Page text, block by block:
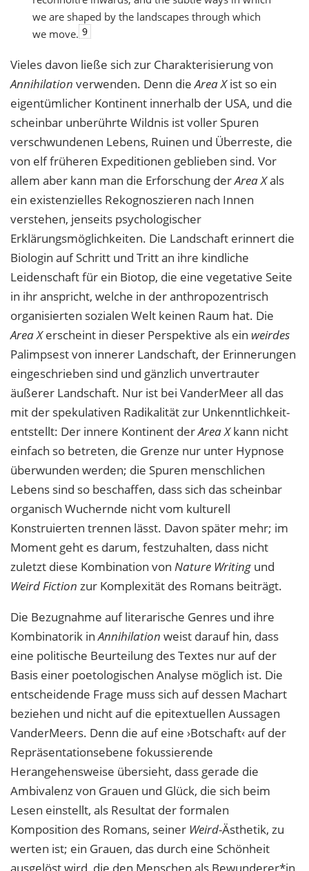
we are shaped by the landscapes through which
we move. 9
Vieles davon ließe sich zur Charakterisierung von
Annihilation verwenden. Denn dieArea Xist so ein
eigentümlicher Kontinent innerhalb der USA, und die
scheinbar unberührte Wildnis ist voller Spuren
verschwundenen Lebens, Ruinen und Überreste, die
von elf früheren Expeditionen geblieben sind. Vor
allem aber kann man die Erforschung derArea Xals
ein existenzielles Rekognoszieren nach Innen
verstehen, jenseits psychologischer
Erklärungsmöglichkeiten. Die Landschaft erinnert die
Biologin auf Schritt und Tritt an ihre kindliche
Leidenschaft für ein Biotop, die eine vegetative Seite
in ihr anspricht, welche in der anthropozentrisch
organisierten sozialen Welt keinen Raum hat. Die
Area Xerscheint in dieser Perspektive als ein weirdes
Palimpsest von innerer Landschaft, der Erinnerungen
eingeschrieben sind und gänzlich unvertrauter
äußerer Landschaft. Nur ist bei VanderMeer all das
mit der spekulativen Radikalität zur Unkenntlichkeit­
entstellt: Der innere Kontinent derArea Xkann nicht
einfach so betreten, die Grenze nur unter Hypnose
überwunden werden; die Spuren menschlichen
Lebens sind so beschaffen, dass sich das scheinbar
organisch Wuchernde nicht vom kulturell
Konstruierten trennen lässt. Davon später mehr; im
Moment geht es darum, festzuhalten, dass nicht
zuletzt diese Kombination von Nature Writing und
WeirdFiction zur Komplexität des Romans beiträgt.
Die Bezugnahme auf literarische Genres und ihre
Kombinatorik inAnnihilation weist darauf hin, dass
eine politische Beurteilung des Textes nur auf der
Basis einer poetologischen Analyse möglich ist. Die
entscheidende Frage muss sich auf dessen Machart
beziehen und nicht auf die epitextuellen Aussagen
VanderMeers. Denn die auf eine ›Botschaft‹ auf der
Repräsentationsebene fokussierende
Herangehensweise übersieht, dass gerade die
Ambivalenz von Grauen und Glück, die sich beim
Lesen einstellt, als Resultat der formalen
Komposition des Romans, seiner Weird-Ästhetik, zu
werten ist; ein Grauen, das durch eine Schönheit